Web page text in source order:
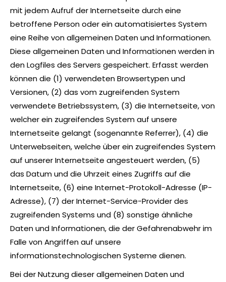
mit jedem Aufruf der Internetseite durch eine
betroffene Person oder ein automatisiertes System
eine Reihe von allgemeinen Daten und Informationen.
Diese allgemeinen Daten und Informationen werden in
den Logfiles des Servers gespeichert. Erfasst werden
können die (1) verwendeten Browsertypen und
Versionen, (2) das vom zugreifenden System
verwendete Betriebssystem, (3) die Internetseite, von
welcher ein zugreifendes System auf unsere
Internetseite gelangt (sogenannte Referrer), (4) die
Unterwebseiten, welche über ein zugreifendes System
auf unserer Internetseite angesteuert werden, (5)
das Datum und die Uhrzeit eines Zugriffs auf die
Internetseite, (6) eine Internet-Protokoll-Adresse (IP-
Adresse), (7) der Internet-Service-Provider des
zugreifenden Systems und (8) sonstige ähnliche
Daten und Informationen, die der Gefahrenabwehr im
Falle von Angriffen auf unsere
informationstechnologischen Systeme dienen.
Bei der Nutzung dieser allgemeinen Daten und